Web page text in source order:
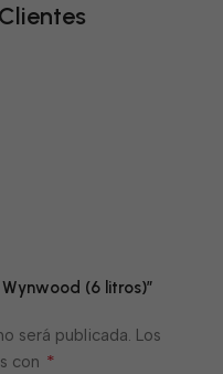
(6 litros)”
será publicada. Los
con *